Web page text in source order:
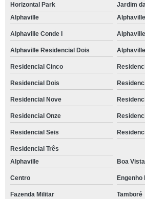
yoga e meditação preço Residencial Seis
onde fazer yoga regenerativa Caucaia do alto
aula de yoga Vila Hortência
yoga restaurativa preço Vila Madalena
yoga para empresas Jardim São Paulo II
onde fazer yoga para iniciantes Residencial
onde fazer yoga regenerativa Santana
aulas de yoga perto de mim Jardim América
yoga restaurativa Residencial Dois
yoga e meditação Santana
Horizontal Park
Jardim
Alphaville
Alphaville Conde I Alphaville
Alphaville Residencial Dois
Residencial Cinco
Residencial Dois
Residencial Nove
Residencial Onze
Residencial Seis
Residencial Três
Alphaville
Boa Vista
Centro Engenho
Fazenda Militar Tamboré